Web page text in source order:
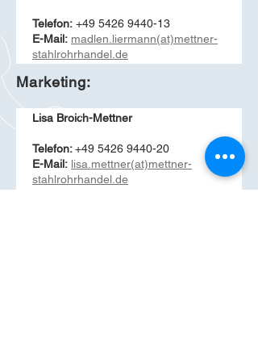
Telefon: +49 5426 9440-13
E-Mail: madlen.liermann(at)mettner-
stahlrohrhandel.de
Marketing:
Lisa Broich-Mettner
Telefon:+49 5426 9440-20
E-Mail: lisa.mettner(at)mettner-
stahlrohrhandel.de